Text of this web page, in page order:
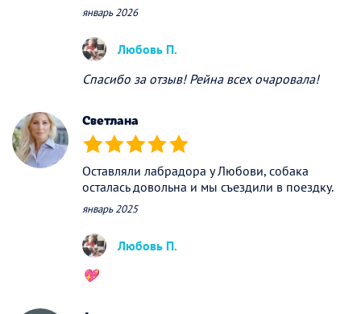
январь 2026
Любовь П.
Спасибо за отзыв! Рейна всех очаровала!
Светлана
(*) (*) (*) (*) (*)
Оставляли лабрадора у Любови, собака
осталась довольна и мы съездили в поездку.
январь 2025
Любовь П.
💖